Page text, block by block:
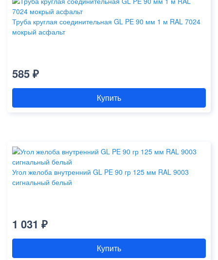
Труба круглая соединительная GL PE 90 мм 1 м RAL 7024
мокрый асфальт
585 ₽
Купить
Угол желоба внутренний GL PE 90 гр 125 мм RAL 9003
сигнальный белый
1 031 ₽
Купить